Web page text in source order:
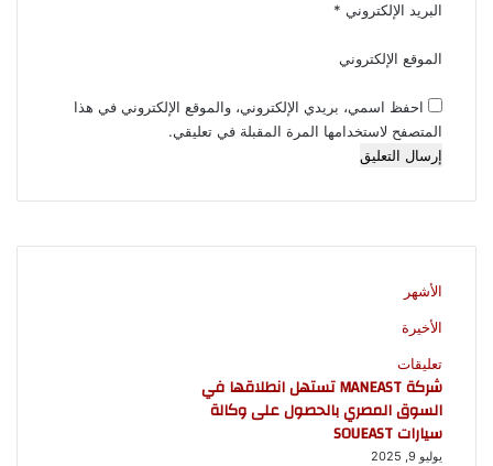
البريد الإلكتروني *
الموقع الإلكتروني
احفظ اسمي، بريدي الإلكتروني، والموقع الإلكتروني في هذا
المتصفح لاستخدامها المرة المقبلة في تعليقي.
الأشهر
الأخيرة
تعليقات
شركة MANEAST تستهل انطلاقها في
السوق المصري بالحصول على وكالة
سيارات SOUEAST
يوليو 9, 2025